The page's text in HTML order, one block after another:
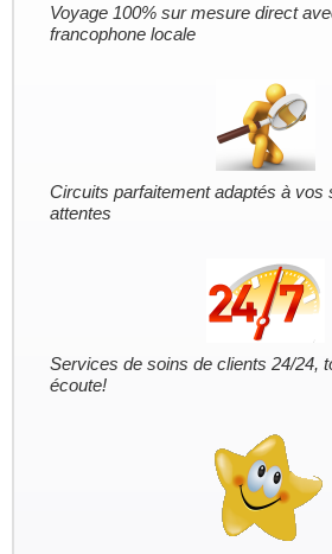
Voyage 100% sur mesure direct
francophone locale
Circuits parfaitement adaptés à vos
attentes
Services de soins de clients 24/24,
écoute!